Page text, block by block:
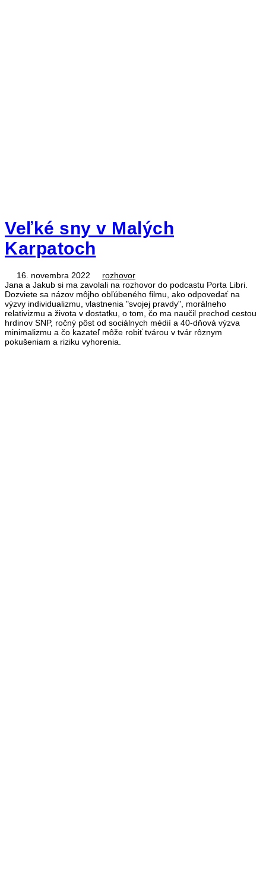
Veľké sny v Malých
Karpatoch
16. novembra 2022
rozhovor
Jana a Jakub si ma zavolali na rozhovor do podcastu Porta Libri.
Dozviete sa názov môjho obľúbeného filmu, ako odpovedať na
výzvy individualizmu, vlastnenia "svojej pravdy", morálneho
relativizmu a života v dostatku, o tom, čo ma naučil prechod cestou
hrdinov SNP, ročný pôst od sociálnych médií a 40-dňová výzva
minimalizmu a čo kazateľ môže robiť tvárou v tvár rôznym
pokušeniam a riziku vyhorenia.